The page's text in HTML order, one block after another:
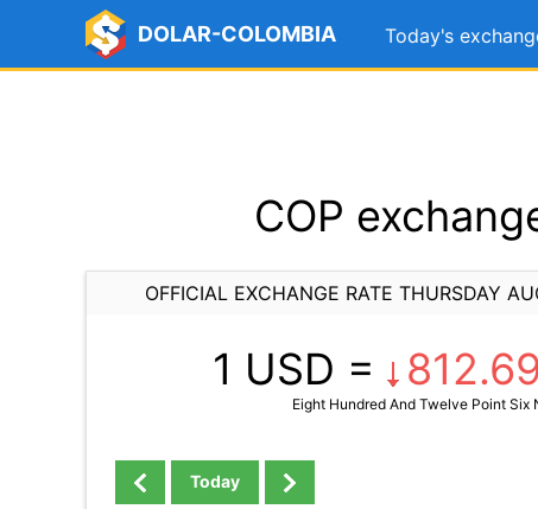
DOLAR-COLOMBIA Today's
COP
OFFICIAL EXCHANGE RATE THURSDAY
1 USD = 812.69
Eight Hundred And Twelve Point Six
Today